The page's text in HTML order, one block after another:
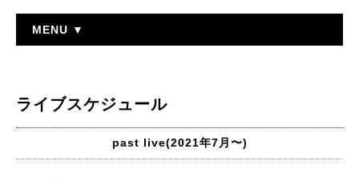
MENU ▼
ライブスケジュール
past live(2021年7月〜)